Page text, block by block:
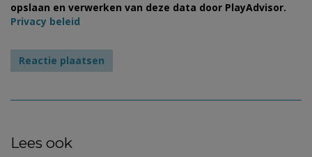
opslaan en verwerken van deze data door PlayAdvisor.
Privacy beleid
Lees ook